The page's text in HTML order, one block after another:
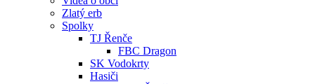
Zlatý erb
Spolky
TJ Řenče
FBC Dragon
SK Vodokrty
Hasiči